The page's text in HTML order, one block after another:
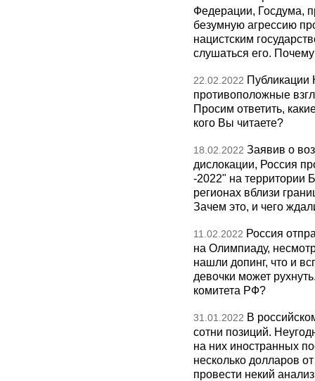
Федерации, Госдума,
безумную агрессию
нацистским
слушаться его.
22.02.2022 Публикации
противоположные
Просим ответить,
кого Вы читаете?
18.02.2022 Заявив о
дислокации, Россия
-2022" на территории
регионах вблизи
Зачем это, и чего
11.02.2022 Россия
на Олимпиаду,
нашли допинг, что и
девочки может
комитета РФ?
31.01.2022 В
сотни позиций.
на них иностранных
несколько долларов
провести некий